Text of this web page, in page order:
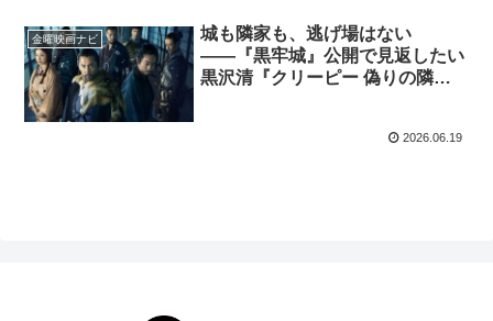
金曜映画ナビ
城も隣家も、逃げ場はない
――『黒牢城』公開で見返したい
黒沢清『クリーピー 偽りの隣
2026.06.19